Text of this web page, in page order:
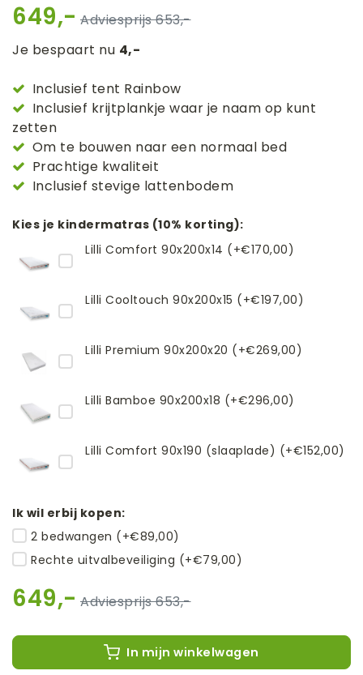
649,-
653,-
Je bespaart nu 4,-
Inclusief tent Rainbow
Inclusief krijtplankje waar je naam op kunt
zetten
Om te bouwen naar een normaal bed
Prachtige kwaliteit
Inclusief stevige lattenbodem
Kies je kindermatras (10% korting):
Lilli Comfort 90x200x14 (+€170,00)
Lilli Cooltouch 90x200x15 (+€197,00)
Lilli Premium 90x200x20 (+€269,00)
Lilli Bamboe 90x200x18 (+€296,00)
Lilli Comfort 90x190 (slaaplade) (+€152,00)
Ik wil erbij kopen:
2 bedwangen (+€89,00)
Rechte uitvalbeveiliging (+€79,00)
649,- 653,-
In mijn winkelwagen